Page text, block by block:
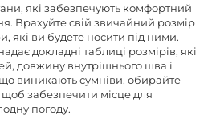
які забезпечують комфортний
Врахуйте свій звичайний розмір
які ви будете носити під ними.
докладні таблиці розмірів, які
довжину внутрішнього шва і
виникають сумніви, обирайте
забезпечити місце для
погоду.